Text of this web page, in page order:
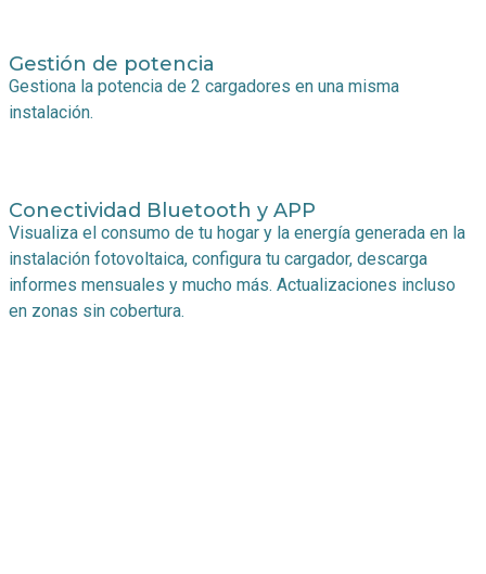
Gestión de potencia
Gestiona la potencia de 2 cargadores en una misma
instalación.
Conectividad Bluetooth y APP
Visualiza el consumo de tu hogar y la energía generada en la
instalación fotovoltaica, configura tu cargador, descarga
informes mensuales y mucho más. Actualizaciones incluso
en zonas sin cobertura.